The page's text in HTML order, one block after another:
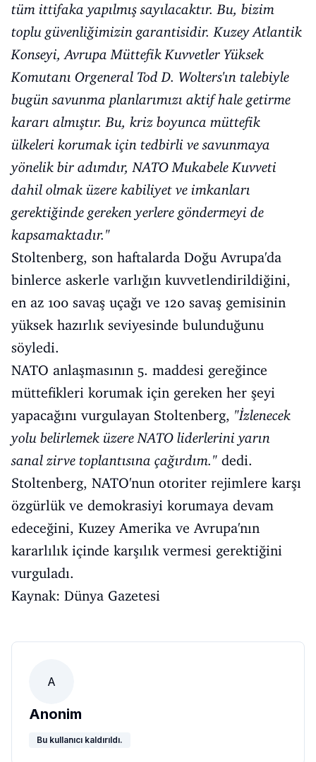
tüm ittifaka yapılmış sayılacaktır. Bu, bizim
toplu güvenliğimizin garantisidir. Kuzey Atlantik
Konseyi, Avrupa Müttefik Kuvvetler Yüksek
Komutanı Orgeneral Tod D. Wolters'ın talebiyle
bugün savunma planlarımızı aktif hale getirme
kararı almıştır. Bu, kriz boyunca müttefik
ülkeleri korumak için tedbirli ve savunmaya
yönelik bir adımdır, NATO Mukabele Kuvveti
dahil olmak üzere kabiliyet ve imkanları
gerektiğinde gereken yerlere göndermeyi de
kapsamaktadır."
Stoltenberg, son haftalarda Doğu Avrupa'da
binlerce askerle varlığın kuvvetlendirildiğini,
en az 100 savaş uçağı ve 120 savaş gemisinin
yüksek hazırlık seviyesinde bulunduğunu
söyledi.
NATO anlaşmasının 5. maddesi gereğince
müttefikleri korumak için gereken her şeyi
yapacağını vurgulayan Stoltenberg, "İzlenecek
yolu belirlemek üzere NATO liderlerini yarın
sanal zirve toplantısına çağırdım." dedi.
Stoltenberg, NATO'nun otoriter rejimlere karşı
özgürlük ve demokrasiyi korumaya devam
edeceğini, Kuzey Amerika ve Avrupa'nın
kararlılık içinde karşılık vermesi gerektiğini
vurguladı.
Kaynak: Dünya Gazetesi
A
Anonim
Bu kullanıcı kaldırıldı.